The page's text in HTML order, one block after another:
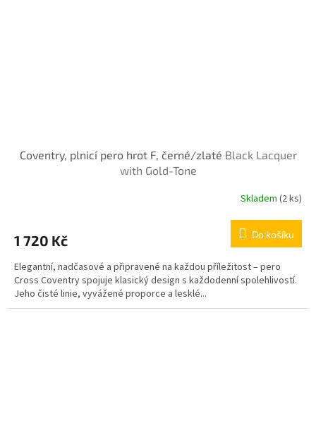
Coventry, plnicí pero hrot F, černé/zlaté Black Lacquer
with Gold-Tone
Skladem (2 ks)
1 720 Kč Do košíku
Elegantní, nadčasové a připravené na každou příležitost – pero
Cross Coventry spojuje klasický design s každodenní spolehlivostí.
Jeho čisté linie, vyvážené proporce a lesklé...